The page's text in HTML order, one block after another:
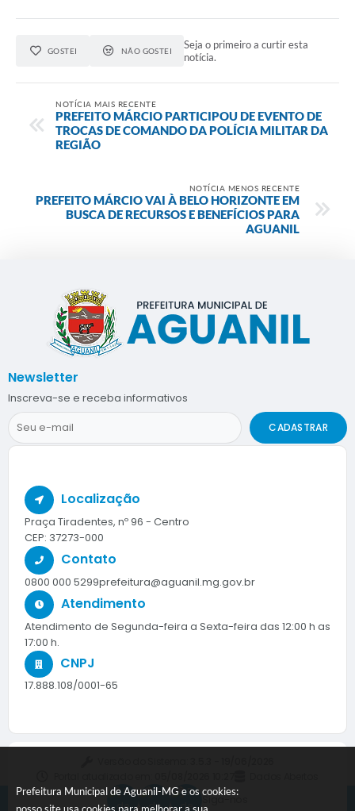
Prefeitura Municipal de Aguanil-MG e os cookies:
GOSTEI NÃO GOSTEI
Seja o primeiro a curtir esta
notícia.
NOTÍCIA MAIS RECENTE
PREFEITO MÁRCIO PARTICIPOU DE EVENTO DE
TROCAS DE COMANDO DA POLÍCIA MILITAR DA
REGIÃO
NOTÍCIA MENOS RECENTE
PREFEITO MÁRCIO VAI À BELO HORIZONTE EM
BUSCA DE RECURSOS E BENEFÍCIOS PARA
AGUANIL
Localização
Praça Tiradentes, nº 96 - Centro
CEP: 37273-000
Contato
0800 000 5299prefeitura@aguanil.mg.gov.br
Atendimento
Atendimento de Segunda-feira a Sexta-feira das 12:00 h as
17:00 h.
CNPJ
17.888.108/0001-65
Newsletter
Inscreva-se e receba informativos
CADASTRAR
Siga-nos